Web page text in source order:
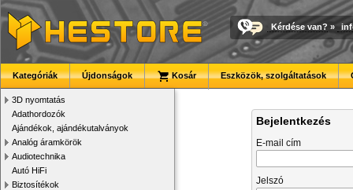
Kérdése van? »
Kategóriák Újdonságok Kosár Eszközök, szolgáltatások
3D nyomtatás
Adathordozók
Ajándékok, ajándékutalványok
Analóg áramkörök
Audiotechnika
Autó HiFi
Biztosítékok
Bejelentkezés
E-mail cím
Jelszó